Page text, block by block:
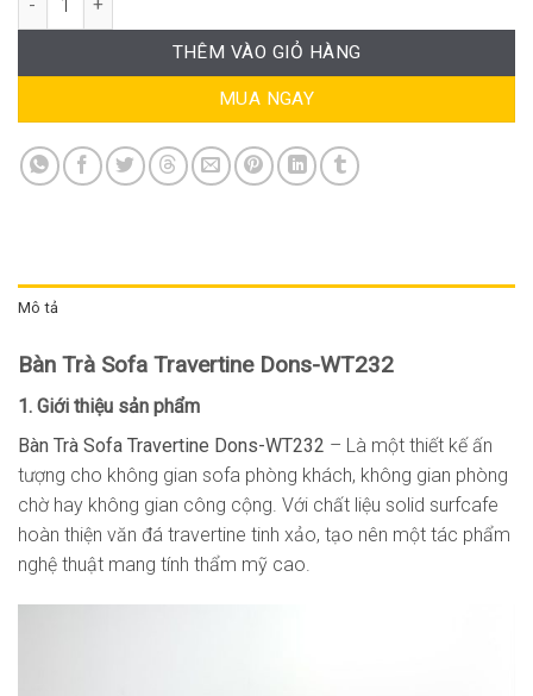
THÊM VÀO GIỎ HÀNG
MUA NGAY
Mô tả
Bàn Trà Sofa Travertine Dons-WT232
1. Giới thiệu sản phẩm
Bàn Trà Sofa Travertine Dons-WT232 – Là một thiết kế ấn
tượng cho không gian sofa phòng khách, không gian phòng
chờ hay không gian công cộng. Với chất liệu solid surfcafe
hoàn thiện văn đá travertine tinh xảo, tạo nên một tác phẩm
nghệ thuật mang tính thẩm mỹ cao.